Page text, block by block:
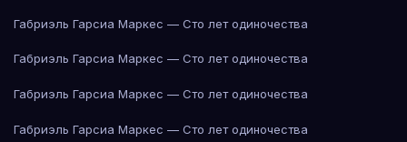
Габриэль Гарсиа Маркес — Сто лет одиночества
Габриэль Гарсиа Маркес — Сто лет одиночества
Габриэль Гарсиа Маркес — Сто лет одиночества
Габриэль Гарсиа Маркес — Сто лет одиночества